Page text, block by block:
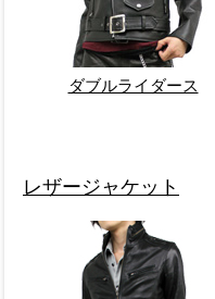
ダブルライダース
レザージャケット